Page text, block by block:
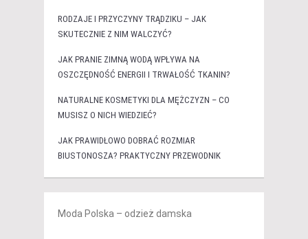
RODZAJE I PRZYCZYNY TRĄDZIKU – JAK
SKUTECZNIE Z NIM WALCZYĆ?
JAK PRANIE ZIMNĄ WODĄ WPŁYWA NA
OSZCZĘDNOŚĆ ENERGII I TRWAŁOŚĆ TKANIN?
NATURALNE KOSMETYKI DLA MĘŻCZYZN – CO
MUSISZ O NICH WIEDZIEĆ?
JAK PRAWIDŁOWO DOBRAĆ ROZMIAR
BIUSTONOSZA? PRAKTYCZNY PRZEWODNIK
Moda Polska – odzież damska